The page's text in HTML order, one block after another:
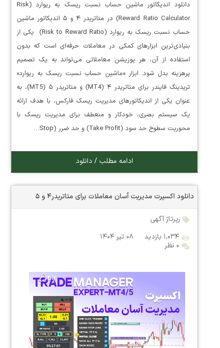
دانلود اندیکاتور ماشین حساب نسبت ریسک به ریوارد (Risk
Reward Ratio Calculator) در متاتریدر ۴ و ۵ اندیکاتور ماشین
حساب نسبت ریسک به ریوارد (Risk to Reward Ratio) یکی از
بنیادی‌ترین ابزارهای کمکی در معاملات حرفه‌ای است که بدون
استفاده از آن، هر پوزیشن معاملاتی می‌تواند به یک تصمیم
پرهزینه بدل شود. ابزار «ماشین حساب نسبت ریسک به ریوارد»
تریدینگ فایندر برای متاتریدر ۴ (MT4) و متاتریدر ۵ (MT5)، به
عنوان یکی از اندیکاتورهای مدیریت ریسک فارکس، با هدف ارائه
یک سیستم بصری، خودکار و منعطف برای مدیریت ریسک با
محوریت سطوح حد سود (Take Profit) و حد ضرر (Stop…
ادامه مطلب / دانلود
دانلود اکسپرت مدیریت آسان معاملات برای متاتریدر۴ و ۵
رپرتاژ آگهی
۱,۰۳۴ بازدید
۰۸ تیر ۱۴۰۴
۰ نظر